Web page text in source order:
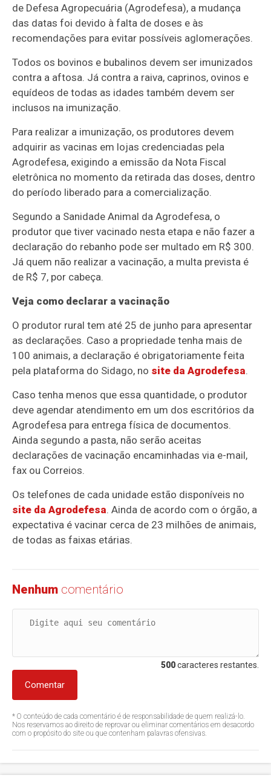
de Defesa Agropecuária (Agrodefesa), a mudança
das datas foi devido à falta de doses e às
recomendações para evitar possíveis aglomerações.
Todos os bovinos e bubalinos devem ser imunizados
contra a aftosa. Já contra a raiva, caprinos, ovinos e
equídeos de todas as idades também devem ser
inclusos na imunização.
Para realizar a imunização, os produtores devem
adquirir as vacinas em lojas credenciadas pela
Agrodefesa, exigindo a emissão da Nota Fiscal
eletrônica no momento da retirada das doses, dentro
do período liberado para a comercialização.
Segundo a Sanidade Animal da Agrodefesa, o
produtor que tiver vacinado nesta etapa e não fazer a
declaração do rebanho pode ser multado em R$ 300.
Já quem não realizar a vacinação, a multa prevista é
de R$ 7, por cabeça.
Veja como declarar a vacinação
O produtor rural tem até 25 de junho para apresentar
as declarações. Caso a propriedade tenha mais de
100 animais, a declaração é obrigatoriamente feita
pela plataforma do Sidago, no site da Agrodefesa.
Caso tenha menos que essa quantidade, o produtor
deve agendar atendimento em um dos escritórios da
Agrodefesa para entrega física de documentos.
Ainda segundo a pasta, não serão aceitas
declarações de vacinação encaminhadas via e-mail,
fax ou Correios.
Os telefones de cada unidade estão disponíveis no
site da Agrodefesa. Ainda de acordo com o órgão, a
expectativa é vacinar cerca de 23 milhões de animais,
de todas as faixas etárias.
Nenhum comentário
500caracteres restantes.
Comentar
* O conteúdo de cada comentário é de responsabilidade de quem realizá-lo.
Nos reservamos ao direito de reprovar ou eliminar comentários em desacordo
com o propósito do site ou que contenham palavras ofensivas.